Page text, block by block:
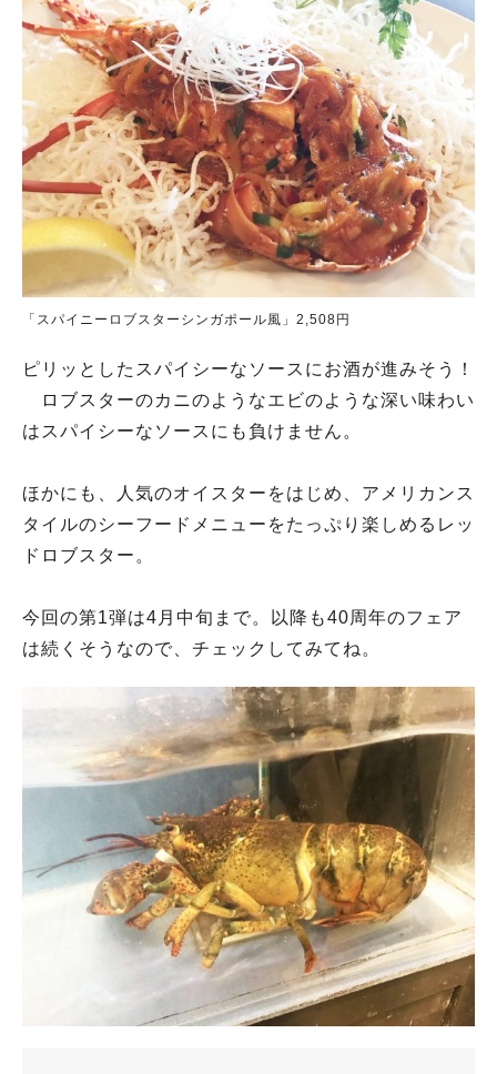
「スパイニーロブスターシンガポール風」2,508円
ピリッとしたスパイシーなソースにお酒が進みそう！
ロブスターのカニのようなエビのような深い味わい
はスパイシーなソースにも負けません。
ほかにも、人気のオイスターをはじめ、アメリカンス
タイルのシーフードメニューをたっぷり楽しめるレッ
ドロブスター。
今回の第1弾は4月中旬まで。以降も40周年のフェア
は続くそうなので、チェックしてみてね。